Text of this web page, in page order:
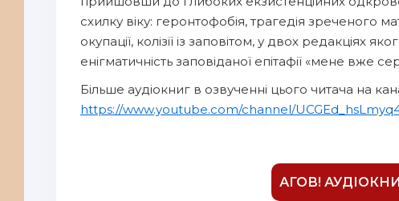
схилку віку: геронтофобія, трагедія зреченого
окупації, колізії із заповітом, у двох редакціях
енігматичність заповіданої епітафії «мене вже
Більше аудіокниг в озвученні цього читача на
https://www.youtube.com/channel/
АГОВ!